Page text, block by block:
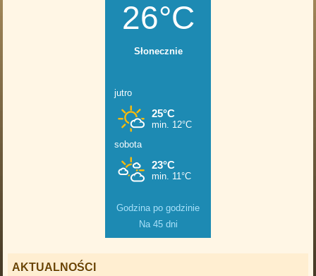
Godzina po godzinie
Na 45 dni
AKTUALNOŚCI